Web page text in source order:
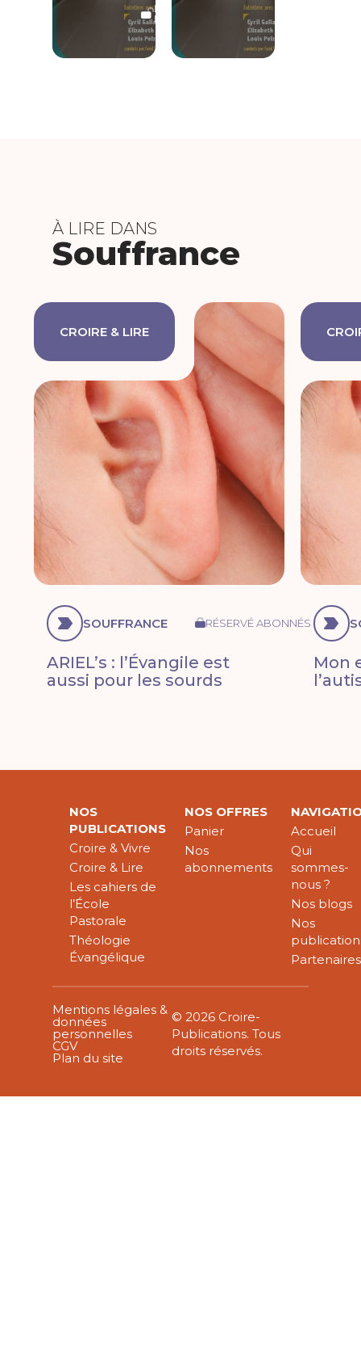
LECTURE
LIBRE
À LIRE DANS
Souffrance
CROIRE & LIRE
SOUFFRANCE RÉSERVÉ ABONNÉS
ARIEL’s : l’Évangile est
aussi pour les sourds
Mon
NOS
PUBLICATIONS
Croire & Vivre
Croire & Lire
Les cahiers de
l’École
Pastorale
Théologie
Évangélique
NOS OFFRES
Panier
Nos
abonnements
Accueil
Qui
sommes-
nous ?
Nos blogs
Nos
Partenaires
Mentions légales &
données
personnelles
CGV
Plan du site
© 2026 Croire-
Publications. Tous
droits réservés.